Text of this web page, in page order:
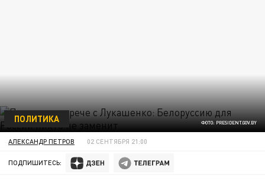
ФОТО: PRESIDENT.GOV.BY
ПОЛИТИКА
АЛЕКСАНДР ПЕТРОВ 02 СЕНТЯБРЯ 21:00
ПОДПИШИТЕСЬ: